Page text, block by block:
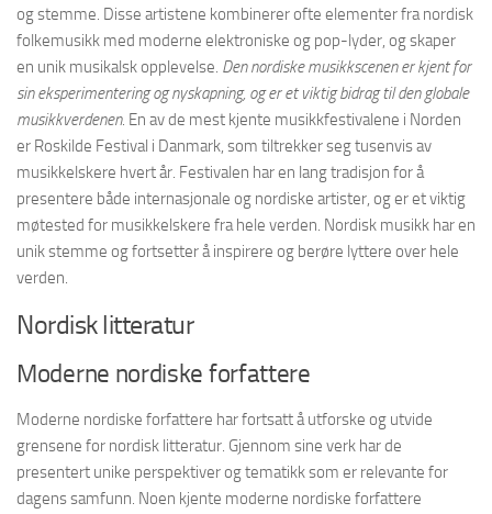
og stemme. Disse artistene kombinerer ofte elementer fra nordisk
folkemusikk med moderne elektroniske og pop-lyder, og skaper
en unik musikalsk opplevelse. Den nordiske musikkscenen er kjent for
sin eksperimentering og nyskapning, og er et viktig bidrag til den globale
musikkverdenen. En av de mest kjente musikkfestivalene i Norden
er Roskilde Festival i Danmark, som tiltrekker seg tusenvis av
musikkelskere hvert år. Festivalen har en lang tradisjon for å
presentere både internasjonale og nordiske artister, og er et viktig
møtested for musikkelskere fra hele verden. Nordisk musikk har en
unik stemme og fortsetter å inspirere og berøre lyttere over hele
verden.
Nordisk litteratur
Moderne nordiske forfattere
Moderne nordiske forfattere har fortsatt å utforske og utvide
grensene for nordisk litteratur. Gjennom sine verk har de
presentert unike perspektiver og tematikk som er relevante for
dagens samfunn. Noen kjente moderne nordiske forfattere